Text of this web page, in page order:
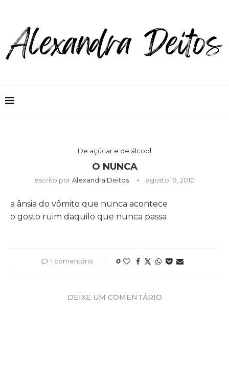
De açúcar e de álcool
O NUNCA
escrito porAlexandra Deitos agosto 19, 2010
a ânsia do vômito que nunca acontece
o gosto ruim daquilo que nunca passa
1 comentário 0
DEIXE UM COMENTÁRIO